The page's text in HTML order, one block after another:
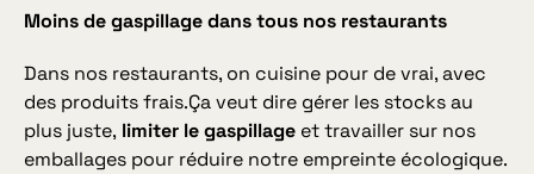
Moins de gaspillage dans tous nos restaurants
Dans nos restaurants, on cuisine pour de vrai, avec
des produits frais.Ça veut dire gérer les stocks au
plus juste, limiter le gaspillageet travailler sur nos
emballages pour réduire notre empreinte écologique.